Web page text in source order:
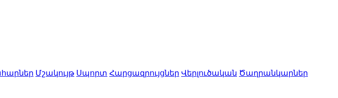
Մշակույթ Սպորտ Հարցազրույցներ Վերլուծական Ծաղրանկարներ